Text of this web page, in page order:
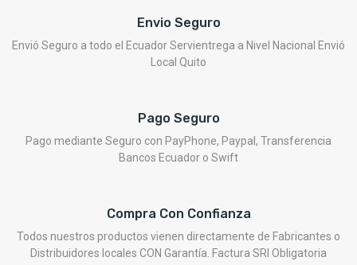
Envio Seguro
Envió Seguro a todo el Ecuador Servientrega a Nivel Nacional Envió
Local Quito
Pago Seguro
Pago mediante Seguro con PayPhone, Paypal, Transferencia
Bancos Ecuador o Swift
Compra Con Confianza
Todos nuestros productos vienen directamente de Fabricantes o
Distribuidores locales CON Garantía. Factura SRI Obligatoria